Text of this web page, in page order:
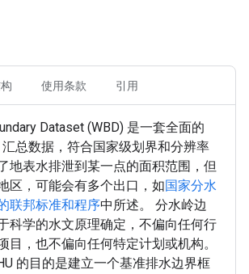
使用条款 引用
Dataset (WBD) 是一套全面的
汇总数据，符合国家级划界和分辨率
地表水排泄到某一点的面积范围，但
区，可能会有多个出口，如国家分水
联邦标准和程序中所述。 分水岭边
科学的水文原理确定，不偏向任何行
目，也不偏向任何特定计划或机构。
的目的是建立一个基准排水边界框